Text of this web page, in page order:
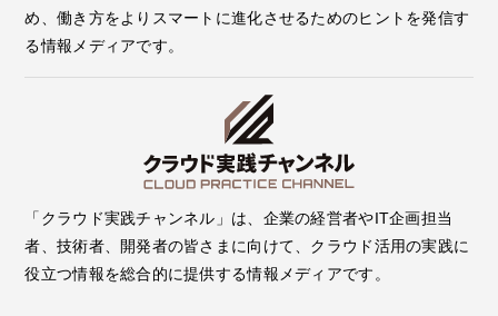
め、働き方をよりスマートに進化させるためのヒントを発信す
る情報メディアです。
「クラウド実践チャンネル」は、企業の経営者やIT企画担当
者、技術者、開発者の皆さまに向けて、クラウド活用の実践に
役立つ情報を総合的に提供する情報メディアです。